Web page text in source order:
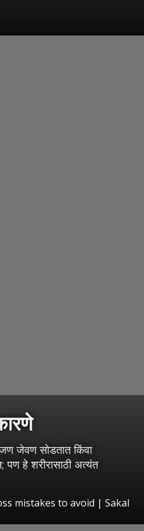
जेवण सोडतात किंवा
पण हे शरीरासाठी अत्यंत
mistakes to avoid | Sakal